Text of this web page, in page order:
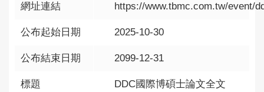
網址連結 https://www.tbmc.com.tw/event/
公布起始日期 2025-10-30
公布結束日期 2099-12-31
標題
DDC國際博碩士論文全文